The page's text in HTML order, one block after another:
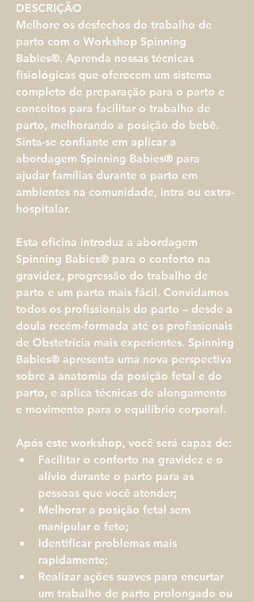
DESCRIÇÃO​​​
Melhore os desfechos do trabalho de
parto com o Workshop Spinning
Babies®. Aprenda nossas técnicas
fisiológicas que oferecem um sistema
completo de preparação para o parto e
conceitos para facilitar o trabalho de
parto, melhorando a posição do bebê.
Sinta-se confiante em aplicar a
abordagem Spinning Babies® para
ajudar famílias durante o parto em
ambientes na comunidade, intra ou extra-
hospitalar.
Esta oficina introduz a abordagem
Spinning Babies® para o conforto na
gravidez, progressão do trabalho de
parto e um parto mais fácil. Convidamos
todos os profissionais do parto – desde a
doula recém-formada até os profissionais
de Obstetrícia mais experientes. Spinning
Babies® apresenta uma nova perspectiva
sobre a anatomia da posição fetal e do
parto, e aplica técnicas de alongamento
e movimento para o equilíbrio corporal.
Após este workshop, você será capaz de:
Facilitar o conforto na gravidez e o
alívio durante o parto para as
pessoas que você atender;
Melhorar a posição fetal sem
manipular o feto;
Identificar problemas mais
rapidamente;
Realizar ações suaves para encurtar
um trabalho de parto prolongado ou